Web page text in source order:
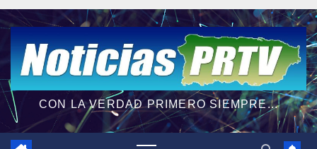
CON LA VERDAD PRIMERO SIEMPRE...